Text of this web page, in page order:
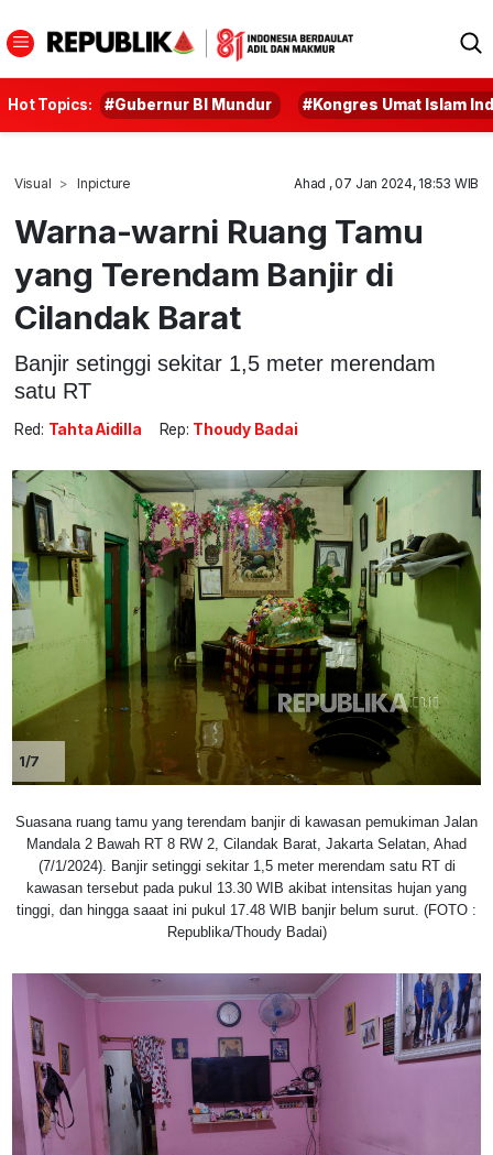
Hot Topics: #Gubernur BI Mundur #Kongres Umat Islam
Visual Inpicture Ahad , 07 Jan 2024, 18:53 WIB
Warna-warni Ruang Tamu
yang Terendam Banjir di
Cilandak Barat
Banjir setinggi sekitar 1,5 meter merendam
satu RT
Red: Tahta Aidilla Rep: Thoudy Badai
1/7
Suasana ruang tamu yang terendam banjir di kawasan pemukiman Jalan
Mandala 2 Bawah RT 8 RW 2, Cilandak Barat, Jakarta Selatan, Ahad
(7/1/2024). Banjir setinggi sekitar 1,5 meter merendam satu RT di
kawasan tersebut pada pukul 13.30 WIB akibat intensitas hujan yang
tinggi, dan hingga saaat ini pukul 17.48 WIB banjir belum surut. (FOTO :
Republika/Thoudy Badai)